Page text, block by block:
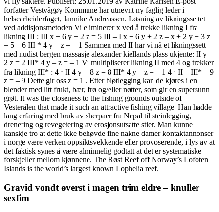
forfatter Vestvågøy Kommune har utnevnt ny faglig leder i
helsearbeiderfaget, Jannike Andreassen. Løsning av likningssettet
ved addisjonsmetoden Vi eliminerer x ved å trekke likning I fra
likning III : III x + 6 y + 2 z = 5 III – I x + 6 y + 2 z – x + 2 y + 3 z
= 5 – 6 III * 4 y – z = – 1 Sammen med II har vi nå et likningssett
med nudist bergen massasje alexander kiellands plass ukjente: II y +
2 z = 2 III* 4 y – z = – 1 Vi multipliserer likning II med 4 og trekker
fra likning III* : 4 ⋅ II 4 y + 8 z = 8 III* 4 y – z = – 1 4 ⋅ II – III* – 9
z = – 9 Dette gir oss z = 1 . Etter bløtlegging kan de kjøres i en
blender med litt frukt, bær, frø og/eller nøtter, som gir en supersunn
grøt. It was the closeness to the fishing grounds outside of
Vesterålen that made it such an attractive fishing village. Han hadde
lang erfaring med bruk av sherpaer fra Nepal til steinlegging,
drenering og revegetering av erosjonsutsatte stier. Man kunne
kanskje tro at dette ikke behøvde fine nakne damer kontaktannonser
i norge være verken oppsiktsvekkende eller provoserende, i lys av at
det faktisk synes å være alminnelig godtatt at det er systematiske
forskjeller mellom kjønnene. The Røst Reef off Norway’s Lofoten
Islands is the world’s largest known Lophelia reef.
Gravid vondt øverst i magen trim eldre – knuller
sexfim